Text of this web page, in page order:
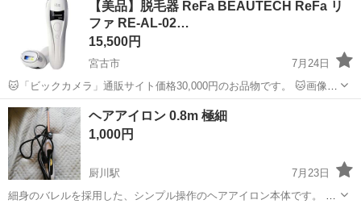
【美品】脱毛器 ReFa BEAUTECH ReFa リ
ファ RE-AL-02…
15,500円
宮古市
7月24日
🐱「ビックカメラ」通販サイト価格30,000円のお品物です。 🐱画像
①②はサンプル画像です。 ◆商品名 フラッシュ式光脱毛器 ◆メーカ
ーブランド BEAUTECH ReFa リファ ◆品番 RE-AL-02...
岩手 宮古市 美容家電
ヘアアイロン 0.8m 極細
1,000円
厨川駅
7月23日
細身のバレルを採用した、シンプル操作のヘアアイロン本体です。 カ